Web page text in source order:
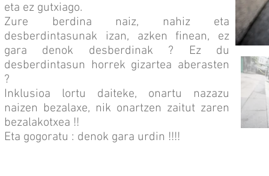
eta ez gutxiago.
Zure berdina naiz, nahiz eta
desberdintasunak izan, azken finean, ez
gara denok desberdinak ? Ez du
desberdintasun horrek gizartea aberasten
?
Inklusioa lortu daiteke, onartu nazazu
naizen bezalaxe, nik onartzen zaitut zaren
bezalakotxea !!
Eta gogoratu : denok gara urdin !!!!